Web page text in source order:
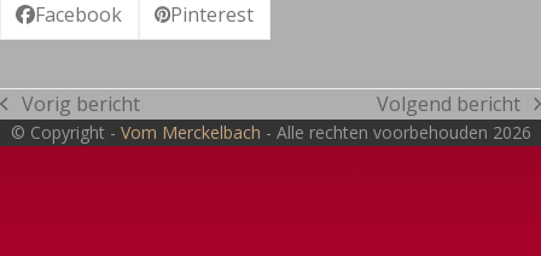
Facebook Pinterest
previous
post:
Vorig bericht
next
post:
Volgend bericht
© Copyright - Vom Merckelbach - Alle rechten voorbehouden 2026